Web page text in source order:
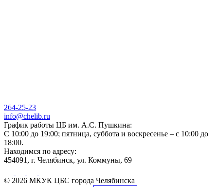
264-25-23
info@chelib.ru
График работы ЦБ им. А.С. Пушкина:
С 10:00 до 19:00; пятница, суббота и воскресенье – с 10:00 до
18:00.
Находимся по адресу:
454091, г. Челябинск, ул. Коммуны, 69
© 2026 МКУК ЦБС города Челябинска